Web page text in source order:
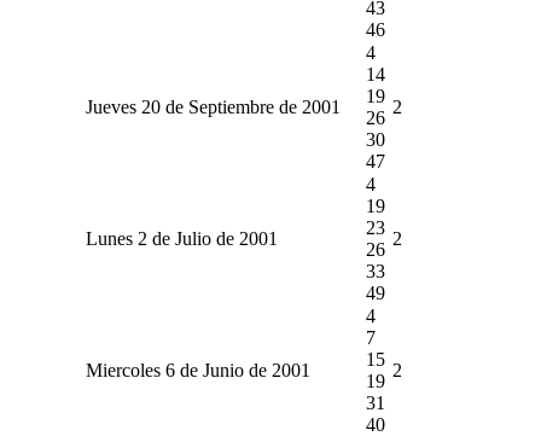
43
46
Jueves 20 de Septiembre de 2001
4
14
19
26
30
47
2
Lunes 2 de Julio de 2001
4
19
23
26
33
49
2
Miercoles 6 de Junio de 2001
4
7
15
19
31
40
2